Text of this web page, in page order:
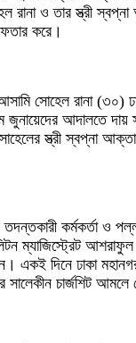
রানা ও তার স্ত্রী
করে।
সোহেল রানা (৩০)
আদালতে দায়
স্ত্রী স্বপ্না
কর্মকর্তা ও
ম্যাজিস্ট্রেট
একই দিনে ঢাকা
সালেকীন চার্জশিট আমলে